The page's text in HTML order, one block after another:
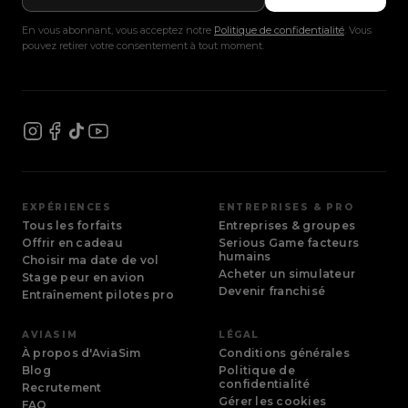
En vous abonnant, vous acceptez notre Politique de confidentialité. Vous
pouvez retirer votre consentement à tout moment.
EXPÉRIENCES
Tous les forfaits
Offrir en cadeau
Choisir ma date de vol
Stage peur en avion
Entraînement pilotes pro
ENTREPRISES & PRO
Entreprises & groupes
Serious Game facteurs
humains
Acheter un simulateur
Devenir franchisé
AVIASIM
À propos d'AviaSim
Blog
Recrutement
FAQ
LÉGAL
Conditions générales
Politique de
confidentialité
Gérer les cookies